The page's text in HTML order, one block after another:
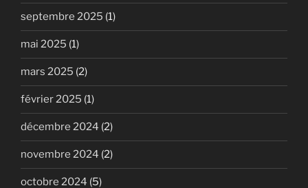
septembre 2025 (1)
mai 2025 (1)
mars 2025 (2)
février 2025 (1)
décembre 2024 (2)
novembre 2024 (2)
octobre 2024 (5)